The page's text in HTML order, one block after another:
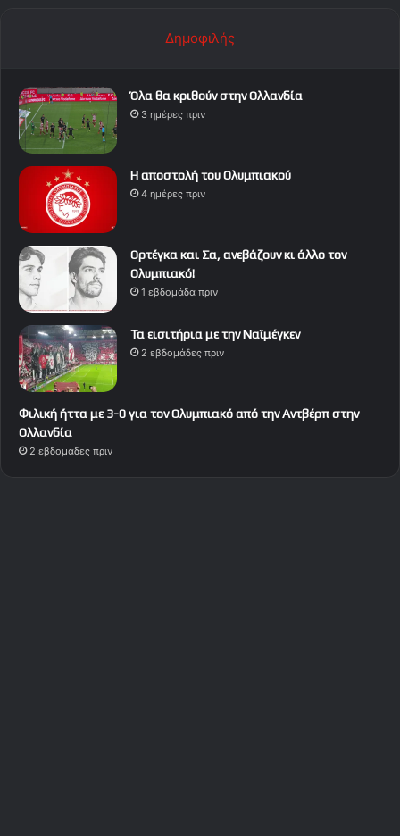
Δημοφιλής
Όλα θα κριθούν στην Ολλανδία
3 ημέρες πριν
Η αποστολή του Ολυμπιακού
4 ημέρες πριν
Ορτέγκα και Σα, ανεβάζουν κι άλλο τον
Ολυμπιακό!
1 εβδομάδα πριν
Τα εισιτήρια με την Ναϊμέγκεν
2 εβδομάδες πριν
Φιλική ήττα με 3-0 για τον Ολυμπιακό από την Αντβέρπ στην
Ολλανδία
2 εβδομάδες πριν